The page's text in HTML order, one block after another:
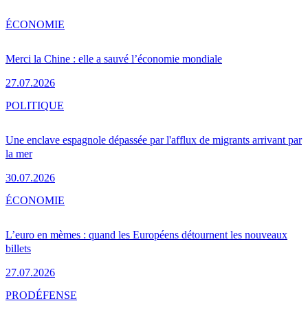
Merci la Chine : elle a sauvé l’économie mondiale
27.07.2026
ÉCONOMIE
Une enclave espagnole dépassée par l'afflux de migrants arrivant par
la mer
30.07.2026
POLITIQUE
L’euro en mèmes : quand les Européens détournent les nouveaux
billets
27.07.2026
ÉCONOMIE
PRODÉFENSE